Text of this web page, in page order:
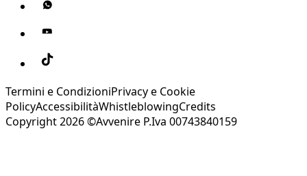
Termini e CondizioniPrivacy e Cookie
PolicyAccessibilitàWhistleblowingCredits
Copyright 2026 ©Avvenire P.Iva 00743840159